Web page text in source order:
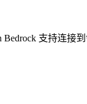
支持连接